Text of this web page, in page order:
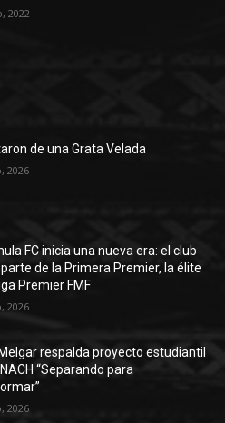
2022
de una Grata Velada
2026
FC inicia una nueva era: el club
de la Primera Premier, la élite
Premier FMF
2026
respalda proyecto estudiantil
“Separando para
2026